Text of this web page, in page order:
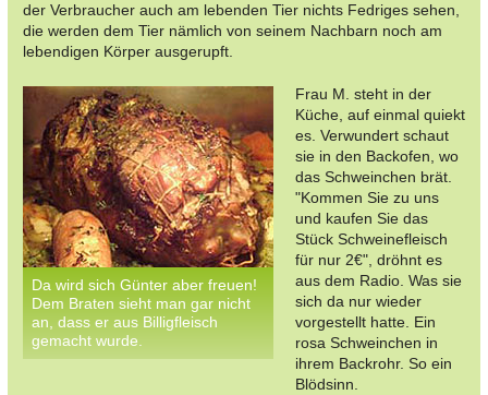
der Verbraucher auch am lebenden Tier nichts Fedriges sehen,
die werden dem Tier nämlich von seinem Nachbarn noch am
lebendigen Körper ausgerupft.
Da wird sich Günter aber freuen!
Dem Braten sieht man gar nicht
an, dass er aus Billigfleisch
gemacht wurde.
Frau M. steht in der
Küche, auf einmal quiekt
es. Verwundert schaut
sie in den Backofen, wo
das Schweinchen brät.
"Kommen Sie zu uns
und kaufen Sie das
Stück Schweinefleisch
für nur 2€", dröhnt es
aus dem Radio. Was sie
sich da nur wieder
vorgestellt hatte. Ein
rosa Schweinchen in
ihrem Backrohr. So ein
Blödsinn.